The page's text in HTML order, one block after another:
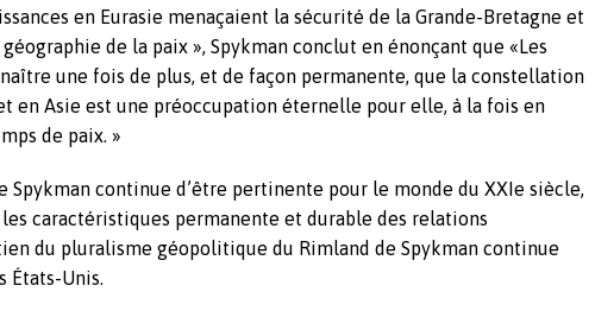
en Eurasie menaçaient la sécurité de la Grande-Bretagne et
géographie de la paix », Spykman conclut en énonçant que «Les
une fois de plus, et de façon permanente, que la constellation
en Asie est une préoccupation éternelle pour elle, à la fois en
de paix. »
Spykman continue d’être pertinente pour le monde du XXIe siècle,
caractéristiques permanente et durable des relations
du pluralisme géopolitique du Rimland de Spykman continue
États-Unis.